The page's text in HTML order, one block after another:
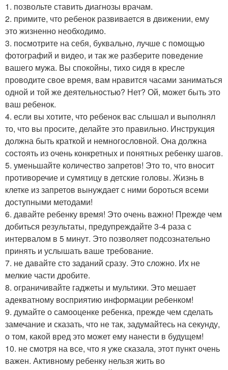
1. позвольте ставить диагнозы врачам.
2. примите, что ребенок развивается в движении, ему
это жизненно необходимо.
3. посмотрите на себя, буквально, лучше с помощью
фотографий и видео, и так же разберите поведение
вашего мужа. Вы спокойны, тихо сидя в кресле
проводите свое время, вам нравится часами заниматься
одной и той же деятельностью? Нет? Ой, может быть это
ваш ребенок.
4. если вы хотите, что ребенок вас слышал и выполнял
то, что вы просите, делайте это правильно. Инструкция
должна быть краткой и немногословной. Она должна
состоять из очень конкретных и понятных ребенку шагов.
5. уменьшайте количество запретов! Это то, что вносит
противоречие и сумятицу в детские головы. Жизнь в
клетке из запретов вынуждает с ними бороться всеми
доступными методами!
6. давайте ребенку время! Это очень важно! Прежде чем
добиться результаты, предупреждайте 3-4 раза с
интервалом в 5 минут. Это позволяет подсознательно
принять и услышать ваше требование.
7. не давайте сто заданий сразу. Это сложно. Их не
мелкие части дробите.
8. ограничивайте гаджеты и мультики. Это мешает
адекватному восприятию информации ребенком!
9. думайте о самооценке ребенка, прежде чем сделать
замечание и сказать, что не так, задумайтесь на секунду,
о том, какой вред это может ему нанести в будущем!
10. не смотря на все, что я уже сказала, этот пункт очень
важен. Активному ребенку нельзя жить во